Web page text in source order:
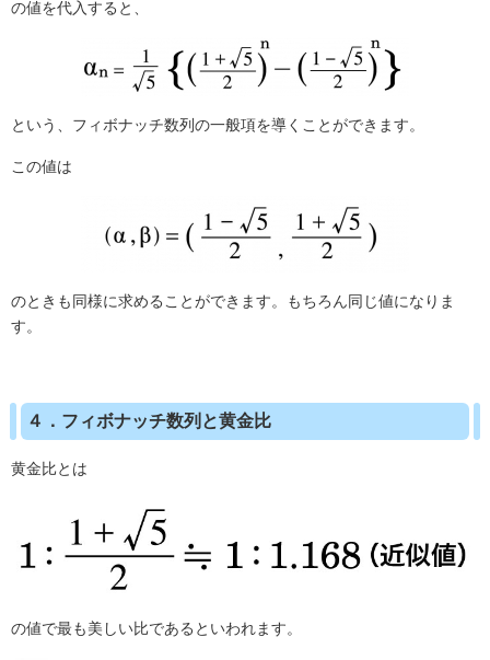
の値を代入すると、
という、フィボナッチ数列の一般項を導くことができます。
この値は
のときも同様に求めることができます。もちろん同じ値になりま
す。
４．フィボナッチ数列と黄金比
黄金比とは
の値で最も美しい比であるといわれます。